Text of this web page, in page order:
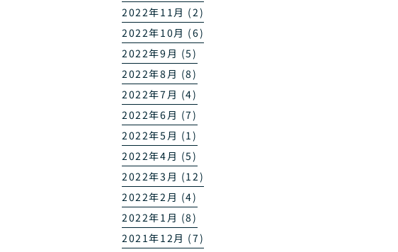
2022年11月 (2)
2022年10月 (6)
2022年9月 (5)
2022年8月 (8)
2022年7月 (4)
2022年6月 (7)
2022年5月 (1)
2022年4月 (5)
2022年3月 (12)
2022年2月 (4)
2022年1月 (8)
2021年12月 (7)